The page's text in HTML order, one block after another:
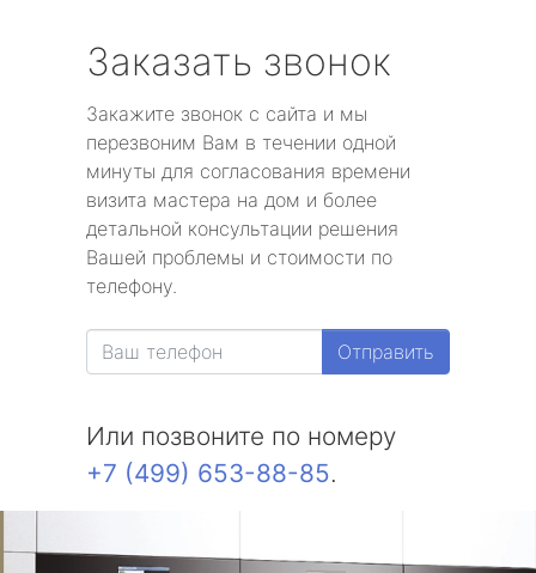
Заказать звонок
Закажите звонок с сайта и мы
перезвоним Вам в течении одной
минуты для согласования времени
визита мастера на дом и более
детальной консультации решения
Вашей проблемы и стоимости по
телефону.
Отправить
Или позвоните по номеру
+7 (499) 653-88-85.